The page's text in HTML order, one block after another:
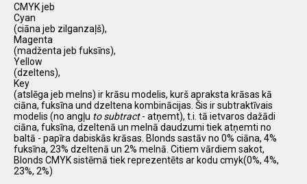
CMYK jeb
Cyan
(ciāna jeb zilganzaļš),
Magenta
(madženta jeb fuksīns),
Yellow
(dzeltens),
Key
(atslēga jeb melns) ir krāsu modelis, kurš apraksta krāsas kā
ciāna, fuksīna und dzeltena kombinācijas. Šis ir subtraktīvais
modelis (no angļu to subtract- atņemt), t.i. tā ietvaros dažādi
ciāna, fuksīna, dzeltenā un melnā daudzumi tiek atņemti no
baltā - papīra dabiskās krāsas. Blonds sastāv no 0% ciāna, 4%
fuksīna, 23% dzeltenā un 2% melnā. Citiem vārdiem sakot,
Blonds CMYK sistēmā tiek reprezentēts ar kodu cmyk(0%, 4%,
23%, 2%)